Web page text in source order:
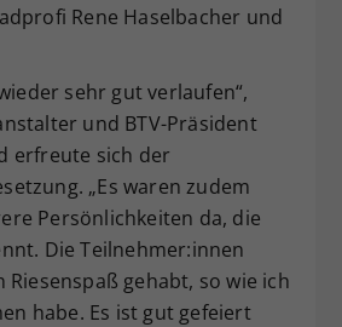
Rene Haselbacher und
sehr gut verlaufen“,
und BTV-Präsident
erfreute sich der
„Es waren zudem
Persönlichkeiten da, die
Die Teilnehmer:innen
Riesenspaß gehabt, so wie ich
habe. Es ist gut gefeiert